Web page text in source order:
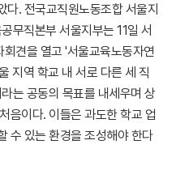
. 전국교직원노동조합 서울지
무직본부 서울지부는 11일 서
견을 열고 '서울교육노동자연
지역 학교 내 서로 다른 세 직
는 공동의 목표를 내세우며 상
음이다. 이들은 과도한 학교 업
수 있는 환경을 조성해야 한다